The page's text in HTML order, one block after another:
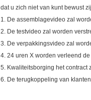
dat u zich niet van kunt bewust
1. De assemblagevideo zal
2. De testvideo zal worden
3. De verpakkingsvideo zal
4. 24 uren X worden verleend
5. Kwaliteitsborging het contract
6. De terugkoppeling van